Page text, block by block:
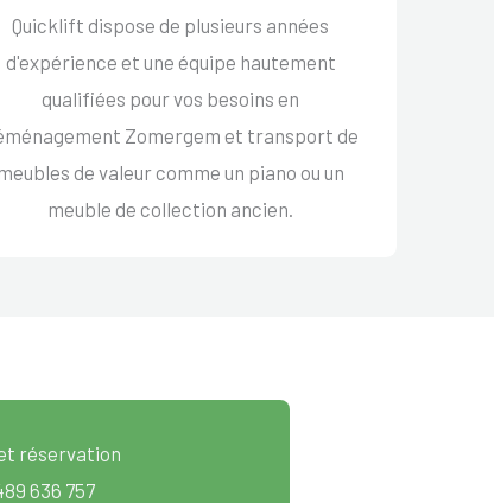
Quicklift dispose de plusieurs années
d'expérience et une équipe hautement
qualifiées pour vos besoins en
Zomergem et transport de
de valeur comme un piano ou un
meuble de collection ancien.
réservation
636 757